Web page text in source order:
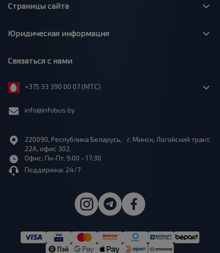
Страницы сайта
Юридическая информация
Связаться с нами
+375 33 390 00 07 (МТС)
info@infobus.by
220090, Республика Беларусь, г. Минск, Логойский тракт,
22А, офис 302.
Офис: Пн-Пт, 9:00 - 17:30
Поддержка: 24/7